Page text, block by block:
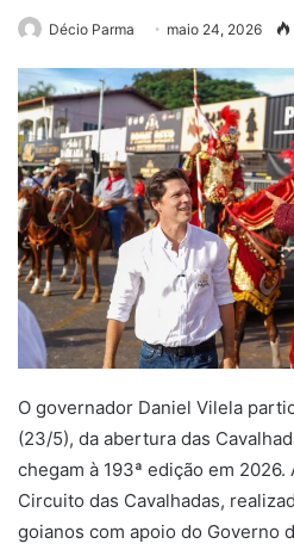
Décio Parma maio 24, 2026
O governador Daniel Vilela
(23/5), da abertura das
chegam à 193ª edição em
Circuito das Cavalhadas,
goianos com apoio do Governo